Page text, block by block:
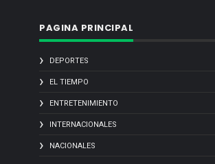
PAGINA PRINCIPAL
DEPORTES
EL TIEMPO
ENTRETENIMIENTO
INTERNACIONALES
NACIONALES